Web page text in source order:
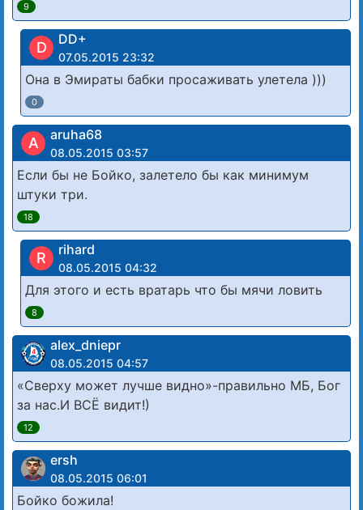
9
D DD+
07.05.2015 23:32
Она в Эмираты бабки просаживать улетела )))
0
A aruha68
08.05.2015 03:57
Если бы не Бойко, залетело бы как минимум
штуки три.
18
R rihard
08.05.2015 04:32
Для этого и есть вратарь что бы мячи ловить
8
alex_dniepr
08.05.2015 04:57
«Сверху может лучше видно»-правильно МБ, Бог
за нас.И ВСЁ видит!)
12
ersh
08.05.2015 06:01
Бойко божила!